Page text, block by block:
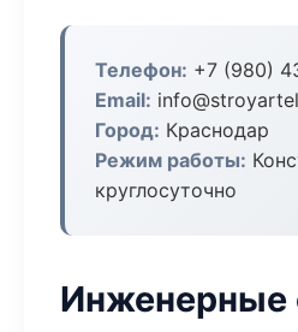
Телефон: +7 (980)
Email:
Город: Краснодар
Режим работы:
круглосуточно
Инженерные